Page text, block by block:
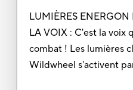
LUMIÈRES ENERGON
LA VOIX : C'est la voix
combat ! Les lumières
Wildwheel s'activent